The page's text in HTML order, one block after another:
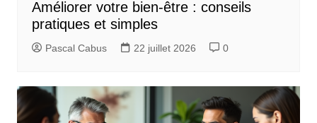
Améliorer votre bien-être : conseils
pratiques et simples
Pascal Cabus 22 juillet 2026 0